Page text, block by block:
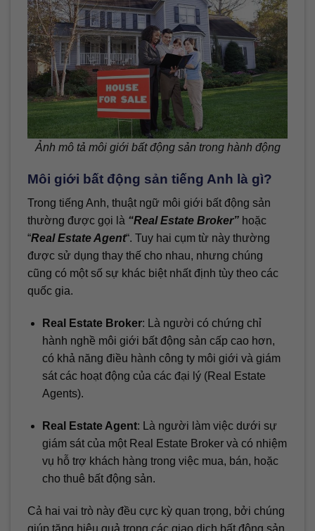
Ảnh mô tả môi giới bất động sản trong hành động
Môi giới bất động sản tiếng Anh là gì?
Trong tiếng Anh, thuật ngữ môi giới bất động sản
thường được gọi là “Real Estate Broker” hoặc
“Real Estate Agent“. Tuy hai cụm từ này thường
được sử dụng thay thế cho nhau, nhưng chúng
cũng có một số sự khác biệt nhất định tùy theo các
quốc gia.
Real Estate Broker: Là người có chứng chỉ
hành nghề môi giới bất động sản cấp cao hơn,
có khả năng điều hành công ty môi giới và giám
sát các hoạt động của các đại lý (Real Estate
Agents).
Real Estate Agent: Là người làm việc dưới sự
giám sát của một Real Estate Broker và có nhiệm
vụ hỗ trợ khách hàng trong việc mua, bán, hoặc
cho thuê bất động sản.
Cả hai vai trò này đều cực kỳ quan trọng, bởi chúng
giúp tăng hiệu quả trong các giao dịch bất động sản